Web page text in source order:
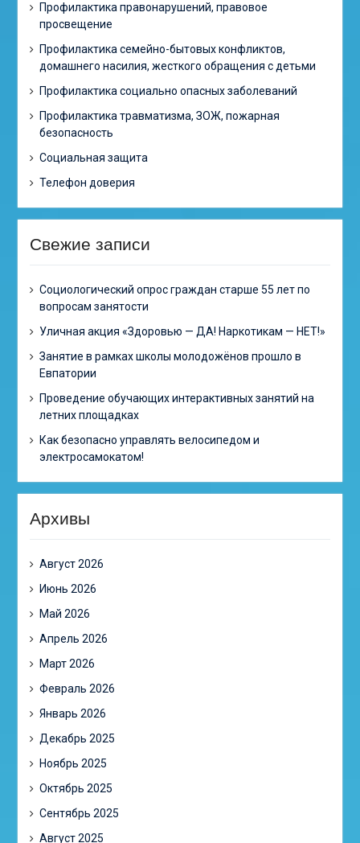
Профилактика правонарушений, правовое
просвещение
Профилактика семейно-бытовых конфликтов,
домашнего насилия, жесткого обращения с детьми
Профилактика социально опасных заболеваний
Профилактика травматизма, ЗОЖ, пожарная
безопасность
Социальная защита
Телефон доверия
Свежие записи
Cоциологический опрос граждан старше 55 лет по
вопросам занятости
Уличная акция «Здоровью — ДА! Наркотикам — НЕТ!»
Занятие в рамках школы молодожёнов прошло в
Евпатории
Проведение обучающих интерактивных занятий на
летних площадках
Как безопасно управлять велосипедом и
электросамокатом!
Архивы
Август 2026
Июнь 2026
Май 2026
Апрель 2026
Март 2026
Февраль 2026
Январь 2026
Декабрь 2025
Ноябрь 2025
Октябрь 2025
Сентябрь 2025
Август 2025